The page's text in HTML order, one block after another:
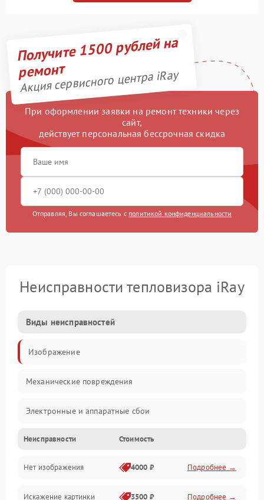
Получите 1500 рублей на
ремонт
Акция сервисного центра iRay
При оформлении заявки на ремонт техники через
сайт,
действует персональная бессрочная скидка
Отправляя, Вы соглашаетесь с политикой конфиденциальности
Неисправности тепловизора iRay
Виды неисправностей
Изображение
Механические повреждения
Электронные и аппаратные сбои
Неисправности сенсора и оптики
Программные ошибки
Неисправности Стоимость
Нет изображения 4000 ₽ Подробнее →
Искажение картинки 3500 ₽ Подробнее →